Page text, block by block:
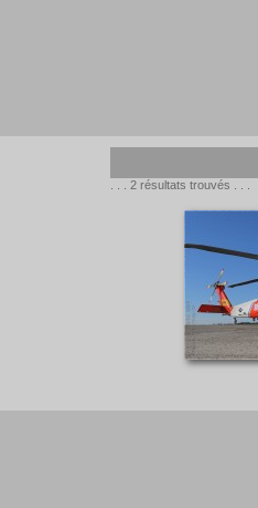
. . . 2 résultats trouvés . . .